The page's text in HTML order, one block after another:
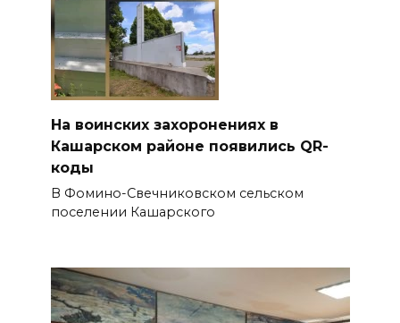
На воинских захоронениях в
Кашарском районе появились QR-
коды
В Фомино-Свечниковском сельском
поселении Кашарского